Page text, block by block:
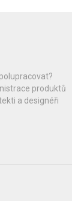
produktů
a designéři